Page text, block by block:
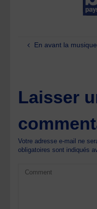
En avant la
Laisser
Votre adresse e-mail ne
obligatoires sont indiqués